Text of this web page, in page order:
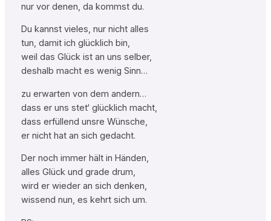
nur vor denen, da kommst du.
Du kannst vieles, nur nicht alles
tun, damit ich glücklich bin,
weil das Glück ist an uns selber,
deshalb macht es wenig Sinn…
zu erwarten von dem andern…
dass er uns stet‘ glücklich macht,
dass erfüllend unsre Wünsche,
er nicht hat an sich gedacht.
Der noch immer hält in Händen,
alles Glück und grade drum,
wird er wieder an sich denken,
wissend nun, es kehrt sich um.